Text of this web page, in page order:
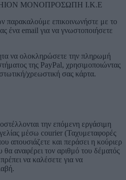
ΜΟΝΟΠΡΟΣΩΠΗ Ι.Κ.Ε
παρακαλούμε επικοινωνήστε με το
ένα email για να γνωστοποιήσετε
να ολοκληρώσετε την πληρωμή
της PayPal, χρησιμοποιώντας
χρεωστική σας κάρτα.
την επόμενη εργάσιμη
μέσω courier (Ταχυμεταφορές
απουσιάζετε και περάσει η κούριερ
αναφέρει τον αριθμό του δέματός
να καλέσετε για να